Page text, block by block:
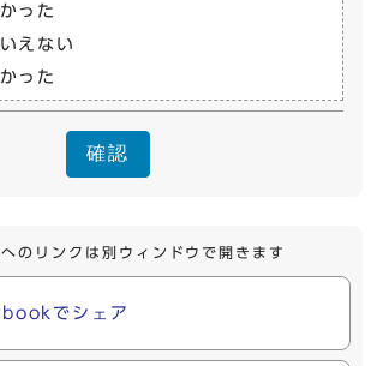
った
えない
った
確認
のリンクは別ウィンドウで開きます
でシェア